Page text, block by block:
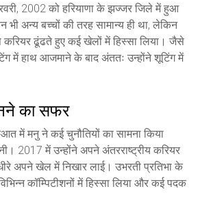
2002 को हरियाणा के झज्जर जिले में हुआ
अन्य बच्चों की तरह सामान्य ही था, लेकिन
ढूंढते हुए कई खेलों में हिस्सा लिया। जैसे
में हाथ आजमाने के बाद अंततः उन्होंने शूटिंग में
का सफर
में मनु ने कई चुनौतियों का सामना किया
2017 में उन्होंने अपने अंतरराष्ट्रीय करियर
अपने खेल में निखार लाई। उभरती प्रतिभा के
कॉम्पिटीशनों में हिस्सा लिया और कई पदक